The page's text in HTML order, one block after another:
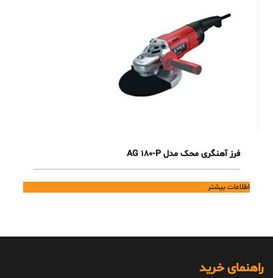
فرز آهنگری محک مدل AG 180-P
اطلاعات بیشتر
راهنمای خرید